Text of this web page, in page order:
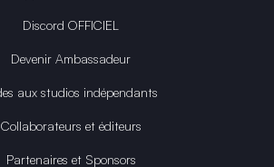
Discord OFFICIEL
Devenir Ambassadeur
aux studios indépendants
Collaborateurs et éditeurs
Partenaires et Sponsors